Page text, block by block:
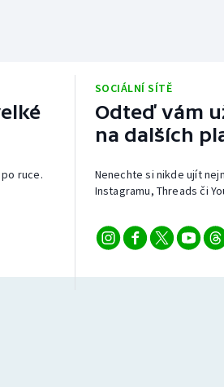
ruce.
SOCIÁLNÍ SÍTĚ
Odteď vám
na dalších
Nenechte si nikde ujít
Instagramu, Threads či